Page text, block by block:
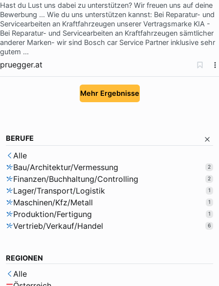
Hast du Lust uns dabei zu unterstützen? Wir freuen uns auf deine
Bewerbung … Wie du uns unterstützen kannst: Bei Reparatur- und
Servicearbeiten an Kraftfahrzeugen unserer Vertragsmarke KIA -
Bei Reparatur- und Servicearbeiten an Kraftfahrzeugen sämtlicher
anderer Marken- wir sind Bosch car Service Partner inklusive sehr
gutem …
pruegger.at
Mehr Ergebnisse
BERUFE
Alle
Bau/Architektur/Vermessung
2
Finanzen/Buchhaltung/Controlling 2
Lager/Transport/Logistik 1
Maschinen/Kfz/Metall 1
Produktion/Fertigung 1
Vertrieb/Verkauf/Handel 6
REGIONEN
Alle